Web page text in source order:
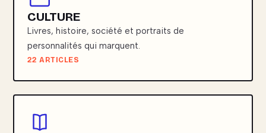
CULTURE
Livres, histoire, société et portraits de
personnalités qui marquent.
22 ARTICLES